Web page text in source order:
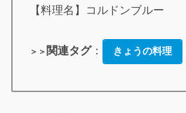
【料理名】コルドンブルー
＞＞ 関連タグ： きょうの料理